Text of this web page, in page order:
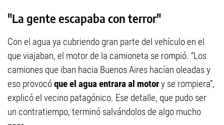
"La gente escapaba con terror"
Con el agua ya cubriendo gran parte del vehículo en el
que viajaban, el motor de la camioneta se rompió. “Los
camiones que iban hacia Buenos Aires hacían oleadas y
eso provocóque el agua entrara al motory se rompiera”,
explicó el vecino patagónico. Ese detalle, que pudo ser
un contratiempo, terminó salvándolos de algo mucho